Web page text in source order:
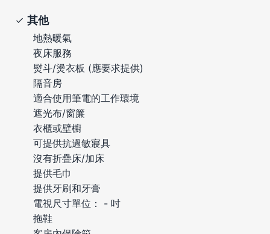
其他
地熱暖氣
夜床服務
熨斗/燙衣板 (應要求提供)
隔音房
適合使用筆電的工作環境
遮光布/窗簾
衣櫃或壁櫥
可提供抗過敏寢具
沒有折疊床/加床
提供毛巾
提供牙刷和牙膏
電視尺寸單位： - 吋
拖鞋